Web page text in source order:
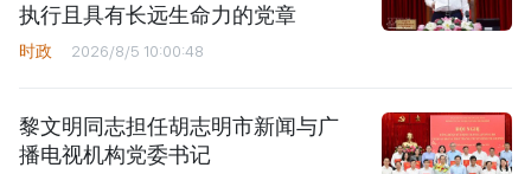
执行且具有长远生命力的党章
时政 2026/8/5 10:00:48
黎文明同志担任胡志明市新闻与广
播电视机构党委书记